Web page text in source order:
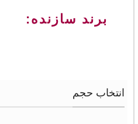
برند سازنده:
انتخاب حجم